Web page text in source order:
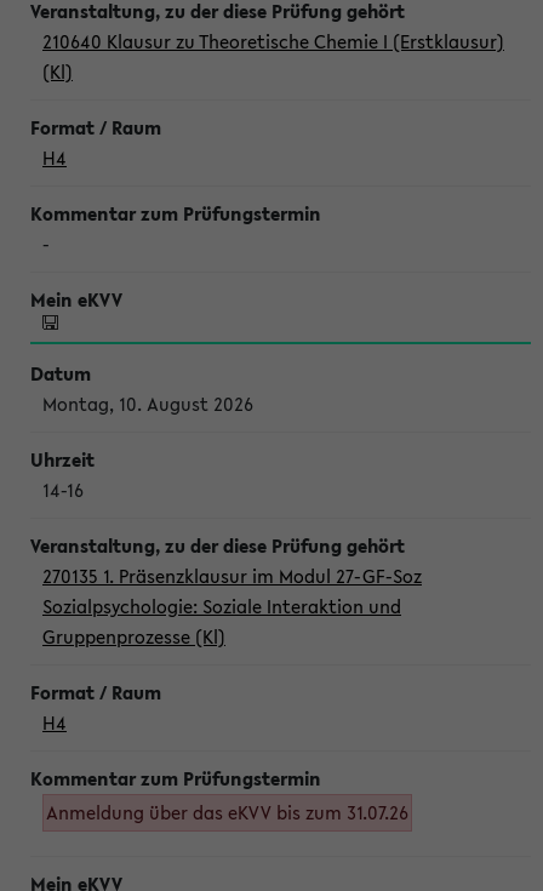
210640 Klausur zu Theoretische Chemie I (Erstklausur)
(Kl)
H4
-
Montag, 10. August 2026
14-16
270135 1. Präsenzklausur im Modul 27-GF-Soz
Sozialpsychologie: Soziale Interaktion und
Gruppenprozesse (Kl)
H4
Anmeldung über das eKVV bis zum 31.07.26